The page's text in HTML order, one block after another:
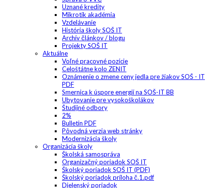
Uznané kredity
Mikrotik akadémia
Vzdelávanie
História školy SOŠ IT
Archív článkov / blogu
Projekty SOŠ IT
Aktuálne
Voľné pracovné pozície
Celoštátne kolo ZENIT
Oznámenie o zmene ceny jedla pre žiakov SOŠ - IT
PDF
Smernica k úspore energií na SOŠ-IT BB
Ubytovanie pre vysokoškolákov
Študijné odbory
2%
Bulletin PDF
Pôvodná verzia web stránky
Modernizácia školy
Organizácia školy
Školská samospráva
Organizačný poriadok SOŠ IT
Školský poriadok SOŠ IT (PDF)
Školský poriadok príloha č.1.pdf
Dielenský poriadok